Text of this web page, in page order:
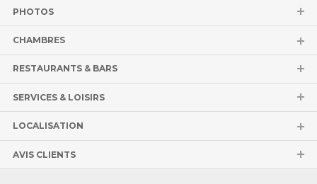
PHOTOS
CHAMBRES
RESTAURANTS & BARS
SERVICES & LOISIRS
LOCALISATION
AVIS CLIENTS